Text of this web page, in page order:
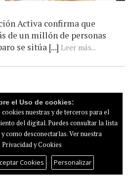
Activa confirma que
de un millón de personas
se sitúa [...] Leer más...
el Uso de cookies:
nuestras y de terceros para el
del digital. Puedes consultar la lista
como desconectarlas.Ver nuestra
y Cookies
Cookies Personalizar